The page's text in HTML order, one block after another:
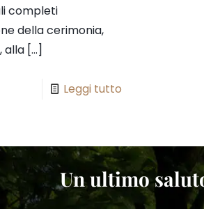
completi
della cerimonia,
alla […]
Leggi tutto
Un ultimo